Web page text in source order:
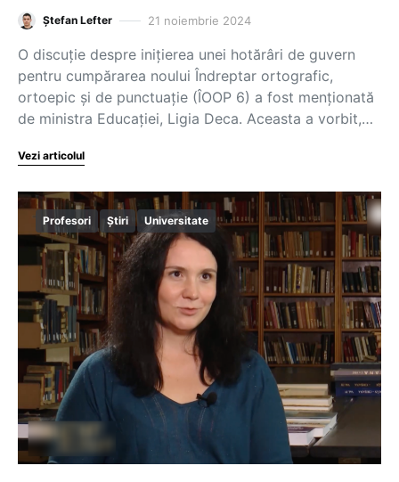
Ștefan Lefter 21 noiembrie 2024
O discuție despre inițierea unei hotărâri de guvern
pentru cumpărarea noului Îndreptar ortografic,
ortoepic și de punctuație (ÎOOP 6) a fost menționată
de ministra Educației, Ligia Deca. Aceasta a vorbit,…
Vezi articolul
Profesori Știri Universitate